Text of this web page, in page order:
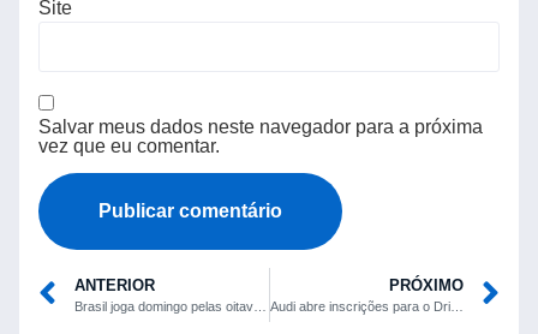
Site
Salvar meus dados neste navegador para a próxima
vez que eu comentar.
ANTERIOR PRÓXIMO
Audi abre inscrições para o Driving Experience 2026 no Velocittá